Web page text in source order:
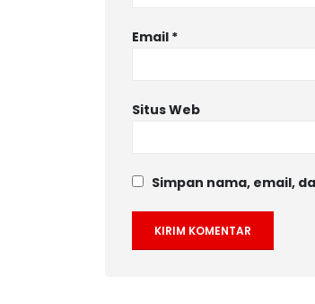
Email *
Situs Web
Simpan nama, email,